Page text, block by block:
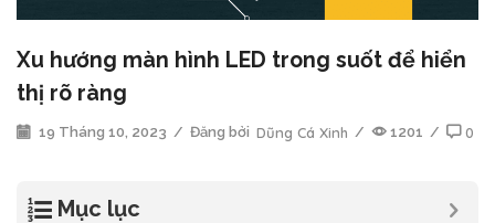
Xu hướng màn hình LED trong suốt để hiển
thị rõ ràng
19 Tháng 10, 2023 / Đăng bởi Dũng Cá Xinh / 1201 / 0
Mục lục